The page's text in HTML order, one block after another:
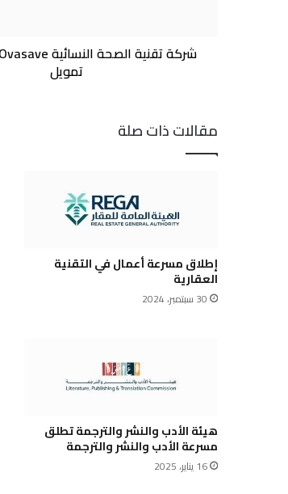
تمويل
مقالات ذات صلة
إطلاق مسرعة أعمال في التقنية
العقارية
30 سبتمبر، 2024
هيئة الأدب والنشر والترجمة تطلق
مسرعة الأدب والنشر والترجمة
16 يناير، 2025